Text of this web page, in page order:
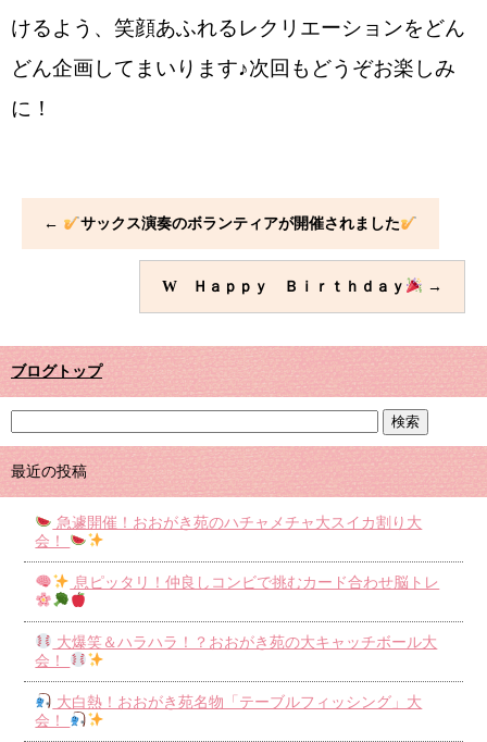
けるよう、笑顔あふれるレクリエーションをどん
どん企画してまいります♪次回もどうぞお楽しみ
に！
← サックス演奏のボランティアが開催されました
W Ｈａｐｐｙ Ｂｉｒｔｈｄａｙ →
ブログトップ
最近の投稿
急遽開催！おおがき苑のハチャメチャ大スイカ割り大
会！
息ピッタリ！仲良しコンビで挑むカード合わせ脳トレ
大爆笑＆ハラハラ！？おおがき苑の大キャッチボール大
会！
大白熱！おおがき苑名物「テーブルフィッシング」大
会！